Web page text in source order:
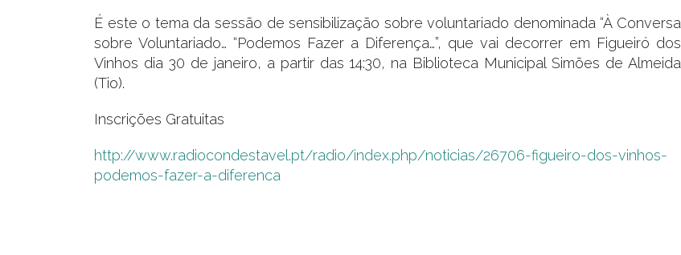
É este o tema da sessão de sensibilização sobre voluntariado denominada “À Conversa
sobre Voluntariado… “Podemos Fazer a Diferença…”, que vai decorrer em Figueiró dos
Vinhos dia 30 de janeiro, a partir das 14:30, na Biblioteca Municipal Simões de Almeida
(Tio).
Inscrições Gratuitas
http://www.radiocondestavel.pt/radio/index.php/noticias/26706-figueiro-dos-vinhos-
podemos-fazer-a-diferenca